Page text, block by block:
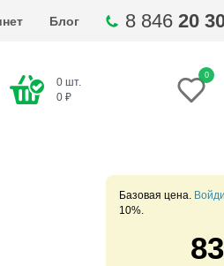
Блог 8 846 20
0 шт.
0 ₽
0
Базовая цена.
10%.